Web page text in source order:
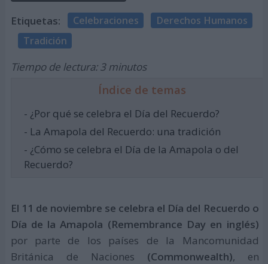
Etiquetas: Celebraciones
Derechos Humanos
Tradición
Tiempo de lectura: 3 minutos
Índice de temas
- ¿Por qué se celebra el Día del Recuerdo?
- La Amapola del Recuerdo: una tradición
- ¿Cómo se celebra el Día de la Amapola o del
Recuerdo?
El 11 de noviembre se celebra el Día del Recuerdo o
Día de la Amapola (Remembrance Day en inglés)
por parte de los países de la Mancomunidad
Británica de Naciones (Commonwealth), en